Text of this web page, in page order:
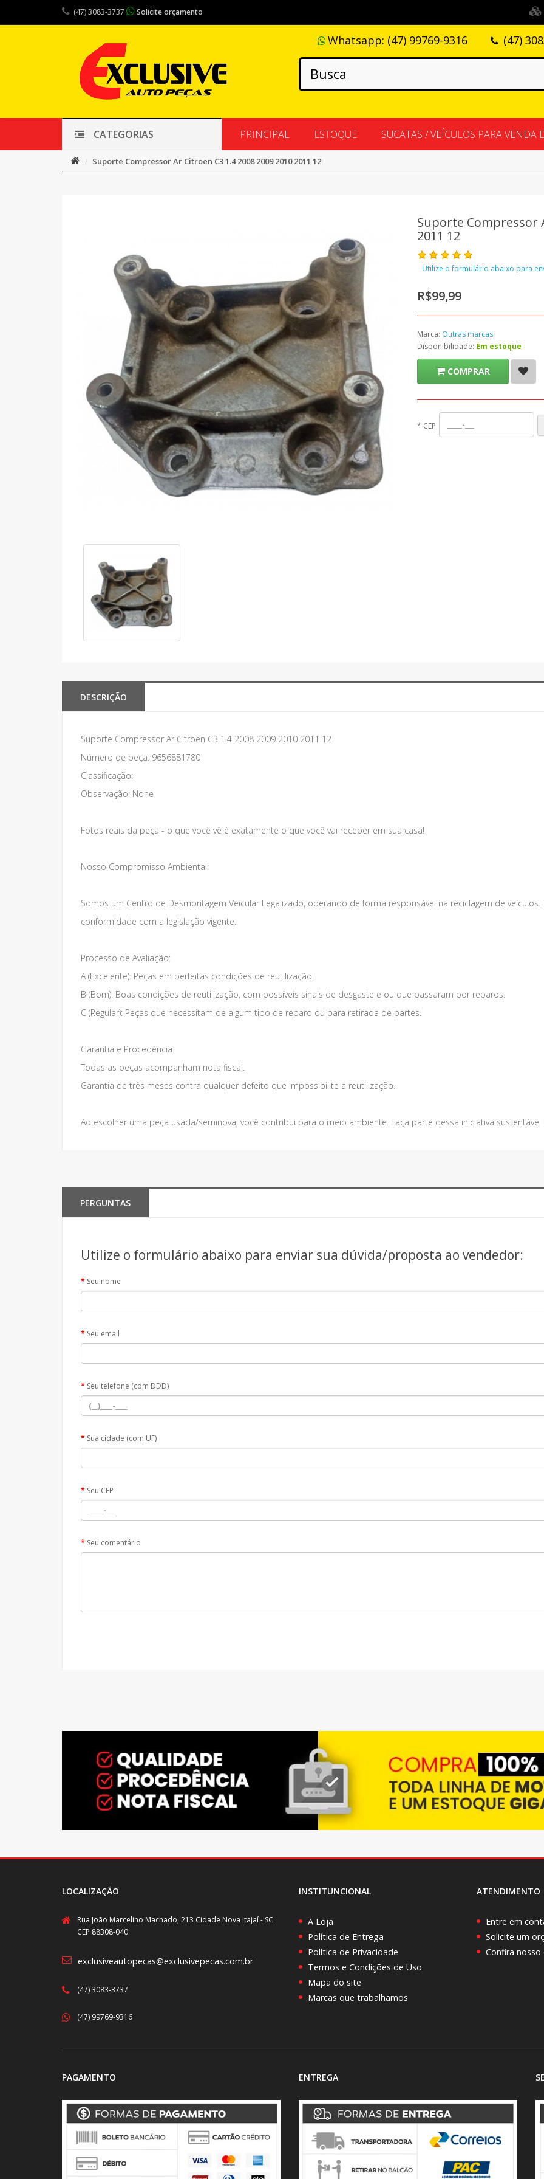
(47) 3083-3737 Solicite orçamento
Whatsapp: (47) 99769-9316 (47)
CATEGORIAS PRINCIPAL ESTOQUE SUCATAS / VEÍCULOS PARA VENDA
Suporte Compressor Ar Citroen C3 1.4 2008 2009 2010 2011 12
Suporte Compressor
2011 12
Utilize o formulário abaixo para
R$99,99
Marca: Outras marcas
Disponibilidade: Em estoque
COMPRAR
* CEP
DESCRIÇÃO
Suporte Compressor Ar Citroen C3 1.4 2008 2009 2010 2011 12
Número de peça: 9656881780
Classificação:
Observação: None
Fotos reais da peça - o que você vê é exatamente o que você vai receber em sua casa!
Nosso Compromisso Ambiental:
Somos um Centro de Desmontagem Veicular Legalizado, operando de forma responsável na reciclagem de
conformidade com a legislação vigente.
Processo de Avaliação:
A (Excelente): Peças em perfeitas condições de reutilização.
B (Bom): Boas condições de reutilização, com possíveis sinais de desgaste e ou que passaram por reparos.
C (Regular): Peças que necessitam de algum tipo de reparo ou para retirada de partes.
Garantia e Procedência:
Todas as peças acompanham nota fiscal.
Garantia de três meses contra qualquer defeito que impossibilite a reutilização.
Ao escolher uma peça usada/seminova, você contribui para o meio ambiente. Faça parte dessa iniciativa sustentável!
PERGUNTAS
Utilize o formulário abaixo para enviar sua dúvida/proposta ao vendedor:
Seu nome
Seu email
Seu telefone (com DDD)
Sua cidade (com UF)
Seu CEP
Seu comentário
LOCALIZAÇÃO
Rua João Marcelino Machado, 213 Cidade Nova Itajaí - SC
CEP 88308-040
exclusiveautopecas@exclusivepecas.com.br
(47) 3083-3737
(47) 99769-9316
INSTITUNCIONAL
A Loja
Política de Entrega
Política de Privacidade
Termos e Condições de Uso
Mapa do site
Marcas que trabalhamos
ATENDIMENTO
Entre em
Solicite um
Confira
PAGAMENTO ENTREGA